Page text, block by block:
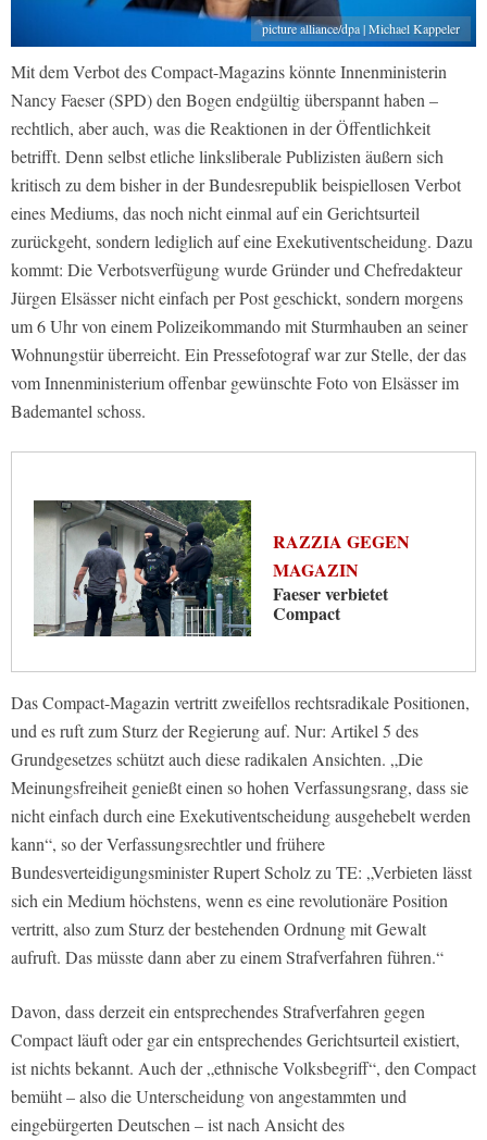
picture alliance/dpa | Michael Kappeler
Mit dem Verbot des Compact-Magazins könnte Innenministerin
Nancy Faeser (SPD) den Bogen endgültig überspannt haben –
rechtlich, aber auch, was die Reaktionen in der Öffentlichkeit
betrifft. Denn selbst etliche linksliberale Publizisten äußern sich
kritisch zu dem bisher in der Bundesrepublik beispiellosen Verbot
eines Mediums, das noch nicht einmal auf ein Gerichtsurteil
zurückgeht, sondern lediglich auf eine Exekutiventscheidung. Dazu
kommt: Die Verbotsverfügung wurde Gründer und Chefredakteur
Jürgen Elsässer nicht einfach per Post geschickt, sondern morgens
um 6 Uhr von einem Polizeikommando mit Sturmhauben an seiner
Wohnungstür überreicht. Ein Pressefotograf war zur Stelle, der das
vom Innenministerium offenbar gewünschte Foto von Elsässer im
Bademantel schoss.
RAZZIA GEGEN
MAGAZIN
Faeser verbietet
Compact
Das Compact-Magazin vertritt zweifellos rechtsradikale Positionen,
und es ruft zum Sturz der Regierung auf. Nur: Artikel 5 des
Grundgesetzes schützt auch diese radikalen Ansichten. „Die
Meinungsfreiheit genießt einen so hohen Verfassungsrang, dass sie
nicht einfach durch eine Exekutiventscheidung ausgehebelt werden
kann“, so der Verfassungsrechtler und frühere
Bundesverteidigungsminister Rupert Scholz zu TE: „Verbieten lässt
sich ein Medium höchstens, wenn es eine revolutionäre Position
vertritt, also zum Sturz der bestehenden Ordnung mit Gewalt
aufruft. Das müsste dann aber zu einem Strafverfahren führen.“
Davon, dass derzeit ein entsprechendes Strafverfahren gegen
Compact läuft oder gar ein entsprechendes Gerichtsurteil existiert,
ist nichts bekannt. Auch der „ethnische Volksbegriff“, den Compact
bemüht – also die Unterscheidung von angestammten und
eingebürgerten Deutschen – ist nach Ansicht des